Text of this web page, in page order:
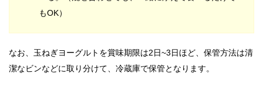
もOK）
なお、玉ねぎヨーグルトを賞味期限は2日~3日ほど、保管方法は清
潔なビンなどに取り分けて、冷蔵庫で保管となります。